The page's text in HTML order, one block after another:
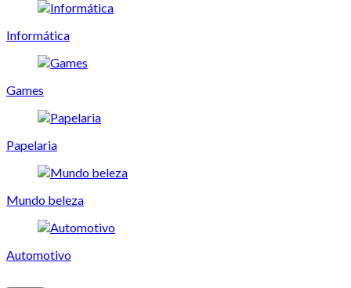
Informática
Games
Papelaria
Mundo beleza
Automotivo